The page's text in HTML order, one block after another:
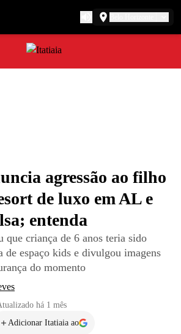
agressão ao filho
de luxo em AL e
entenda
que criança de 6 anos teria sido
de espaço kids e divulgou imagens
do momento
há 1 mês
Adicionar Itatiaia ao